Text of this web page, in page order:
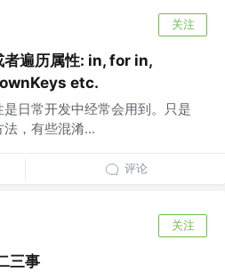
关注
遍历属性: in, for in,
etc.
日常开发中经常会用到。只是
，有些混淆...
评论
关注
三事